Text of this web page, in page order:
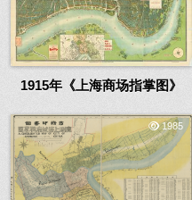
1915年《上海商场指掌图》
1985